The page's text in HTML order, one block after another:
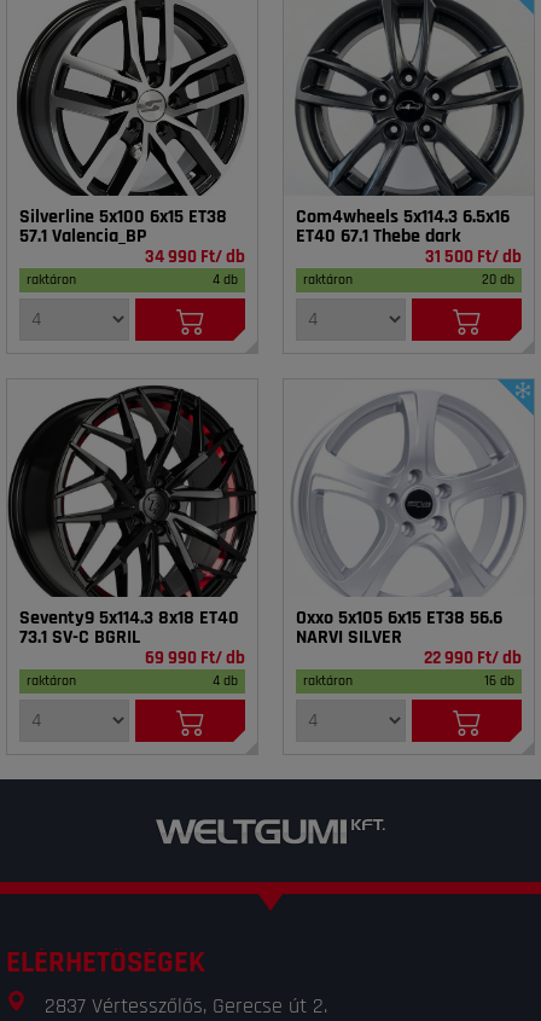
Silverline 5x100 6x15 ET38
57.1 Valencia_BP
34 990 Ft/ db
raktáron 4 db
Com4wheels 5x114.3 6.5x16
ET40 67.1 Thebe dark
31 500 Ft/ db
raktáron 20 db
Seventy9 5x114.3 8x18 ET40
73.1 SV-C BGRIL
69 990 Ft/ db
raktáron 4 db
Oxxo 5x105 6x15 ET38 56.6
NARVI SILVER
22 990 Ft/ db
raktáron 16 db
ELÉRHETŐSÉGEK
2837 Vértesszőlős, Gerecse út 2.